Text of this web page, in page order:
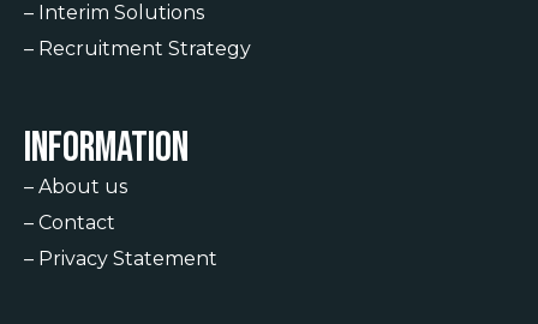
– Interim Solutions
– Recruitment Strategy
Information
– About us
– Contact
– Privacy Statement